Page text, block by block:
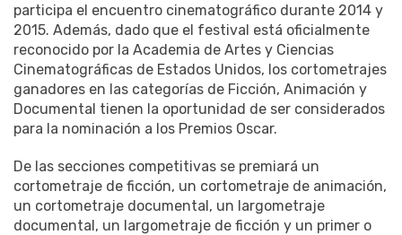
participa el encuentro cinematográfico durante 2014 y
2015. Además, dado que el festival está oficialmente
reconocido por la Academia de Artes y Ciencias
Cinematográficas de Estados Unidos, los cortometrajes
ganadores en las categorías de Ficción, Animación y
Documental tienen la oportunidad de ser considerados
para la nominación a los Premios Oscar.
De las secciones competitivas se premiará un
cortometraje de ficción, un cortometraje de animación,
un cortometraje documental, un largometraje
documental, un largometraje de ficción y un primer o